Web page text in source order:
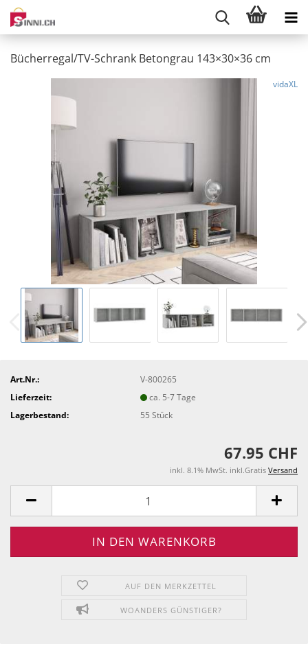
Bücherregal/TV-Schrank Betongrau 143×30×36 cm
vidaXL
Art.Nr.:
V-800265
Lieferzeit:
ca. 5-7 Tage
Lagerbestand:
55Stück
67.95 CHF
inkl. 8.1% MwSt. inkl.Gratis Versand
AUF DEN MERKZETTEL
WOANDERS GÜNSTIGER?